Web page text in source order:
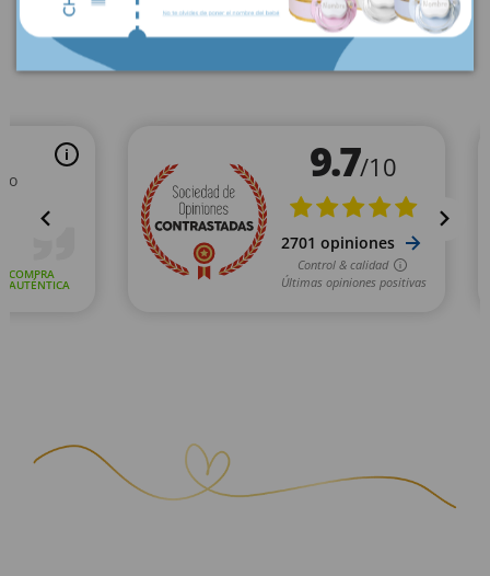
NUESTRAS VALORACIONES